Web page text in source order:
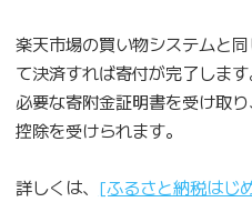
楽天市場の買い物システムと
て決済すれば寄付が完了しま
必要な寄附金証明書を受け取
控除を受けられます。
詳しくは、 [ふるさと納税はじ